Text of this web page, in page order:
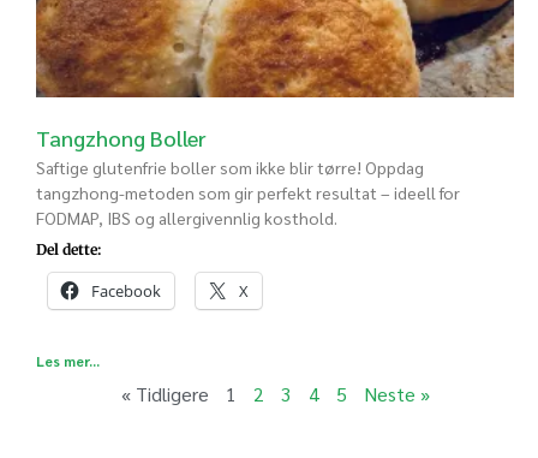
Tangzhong Boller
Saftige glutenfrie boller som ikke blir tørre! Oppdag
tangzhong-metoden som gir perfekt resultat – ideell for
FODMAP, IBS og allergivennlig kosthold.
Del dette:
Facebook X
Les mer...
« Tidligere 1 2 3 4 5 Neste »